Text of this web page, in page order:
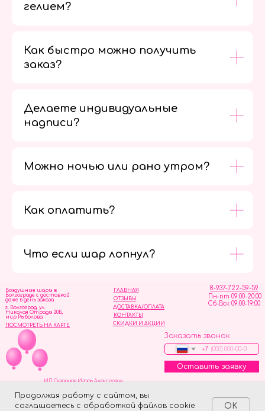
Продолжая работу с сайтом, вы
соглашаетесь с обработкой файлов cookie
OK
гелием?
Как быстро можно получить
заказ?
Делаете индивидуальные
надписи?
Можно ночью или рано утром?
Как оплатить?
Что если шар лопнул?
ОТЗЫВЫ
ГЛАВНАЯ
ДОСТАВКА/ОПЛАТА
СКИДКИ И АКЦИИ
КОНТАКТЫ
8-937-722-59-59
Пн-пт 09:00-20:00
Сб-Вск 09:00-19:00
Воздушные шары в
Волгограде с доставкой
даже в день заказа
Заказать звонок
+7
Оставить заявку
г. Волгоград, ул.
Николая Отрады 20Б,
мир Рыболова
ПОСМОТРЕТЬ НА КАРТЕ
ИП Скворцов Игорь Алексеевич